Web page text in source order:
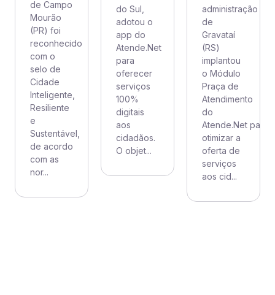
de Campo
Mourão
(PR) foi
reconhecido
com o
selo de
Cidade
Inteligente,
Resiliente
e
Sustentável,
de acordo
com as
nor...
do Sul,
adotou o
app do
Atende.Net
para
oferecer
serviços
100%
digitais
aos
cidadãos.
O objet...
administração
de
Gravataí
(RS)
implantou
o Módulo
Praça de
Atendimento
do
Atende.Net para
otimizar a
oferta de
serviços
aos cid...